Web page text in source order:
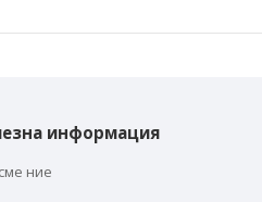
информация
ние